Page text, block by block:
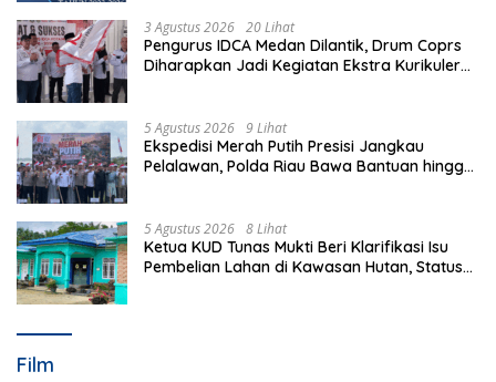
3 Agustus 2026 20 Lihat
Pengurus IDCA Medan Dilantik, Drum Coprs
Diharapkan Jadi Kegiatan Ekstra Kurikuler
5 Agustus 2026 9 Lihat
Ekspedisi Merah Putih Presisi Jangkau
Pelalawan, Polda Riau Bawa Bantuan hingga
5 Agustus 2026 8 Lihat
Ketua KUD Tunas Mukti Beri Klarifikasi Isu
Pembelian Lahan di Kawasan Hutan, Status
Film